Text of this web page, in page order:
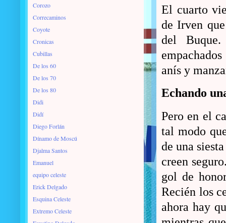
El cuarto
de Irven
del
anís y
Echando
Pero en el
tal modo
de una
creen
gol de
Recién los
ahora hay
Corozo
Correcaminos
Coyote
Cronicas
Cubillas
De los 60
De los 70
De los 80
Didi
Didí
Diego Forlán
Dínamo de Moscú
Djalma Santos
Emanuel
equipo celeste
Erick Delgado
Esquina Celeste
Extremo Celeste